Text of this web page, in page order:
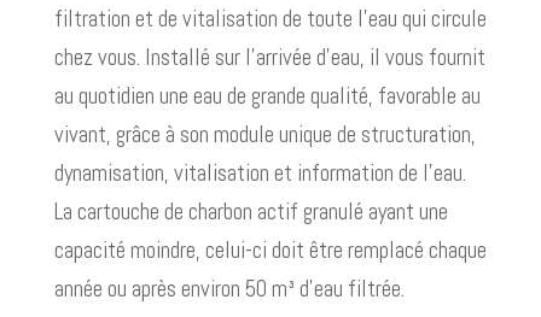
filtration et de vitalisation de toute l’eau qui circule
chez vous. Installé sur l’arrivée d’eau, il vous fournit
au quotidien une eau de grande qualité, favorable au
vivant, grâce à son module unique de structuration,
dynamisation, vitalisation et information de l’eau.
La cartouche de charbon actif granulé ayant une
capacité moindre, celui-ci doit être remplacé chaque
année ou après environ 50 m³ d’eau filtrée.